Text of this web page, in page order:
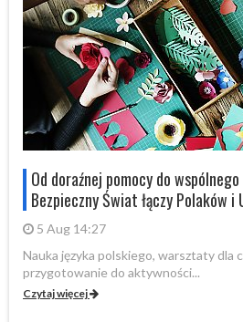
Od doraźnej pomocy do
Bezpieczny Świat łączy Polaków i
5 Aug 14:27
Nauka języka polskiego, warsztaty dla
przygotowanie do aktywności...
Czytaj więcej